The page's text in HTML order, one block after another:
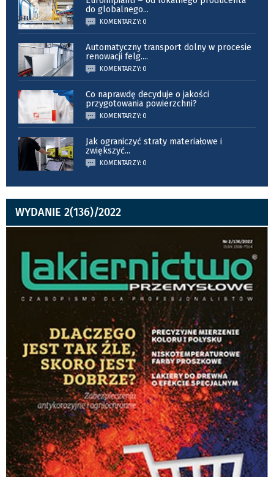
do globalnego...
KOMENTARZY: 0
Automatyczny transport dolny w procesie
renowacji felg....
KOMENTARZY: 0
Co naprawdę decyduje o jakości
przygotowania powierzchni?
KOMENTARZY: 0
Jak ograniczyć straty materiałowe i
zwiększyć...
KOMENTARZY: 0
WYDANIE 2(136)/2022